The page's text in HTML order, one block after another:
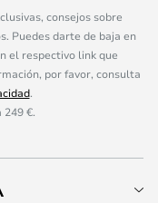
consejos sobre
Puedes darte de baja en
el respectivo link que
por favor, consulta
.
249 €.